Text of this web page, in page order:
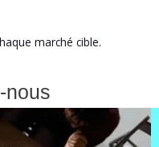
marché cible.
nous